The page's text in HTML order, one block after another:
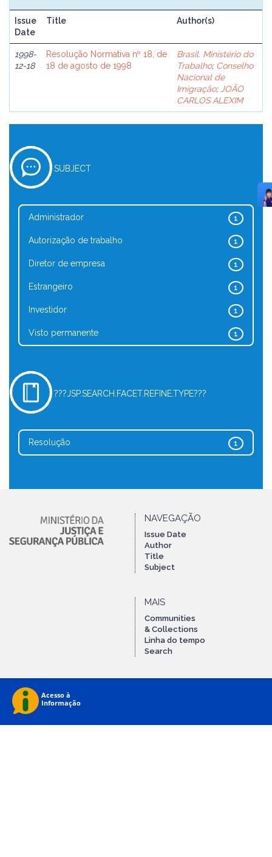
Issue
Date
Title Author(s)
1998-
12-18
Resolução Normativa nº 18, de
18 de agosto de 1998
Brasil. Ministério do
Trabalho; Conselho
Nacional de
Imigração; JOÃO
CARLOS ALEXIM
SUBJECT
1
Administrador
1
Autorização de trabalho
1
Diretor de empresa
1
Estrangeiro
1
Investidor
1
Visto permanente
???JSP.SEARCH.FACET.REFINE.TYPE???
1
Resolução
NAVEGAÇÃO
Issue Date
Author
Title
Subject
MAIS
Communities
& Collections
Linha do tempo
Search